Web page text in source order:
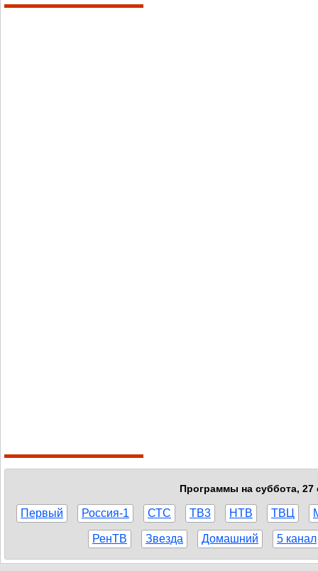
Программы на суббота, 27
Первый Россия-1 СТС ТВ3 НТВ ТВЦ
РенТВ Звезда Домашний 5 канал